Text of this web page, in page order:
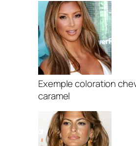
Exemple coloration
caramel